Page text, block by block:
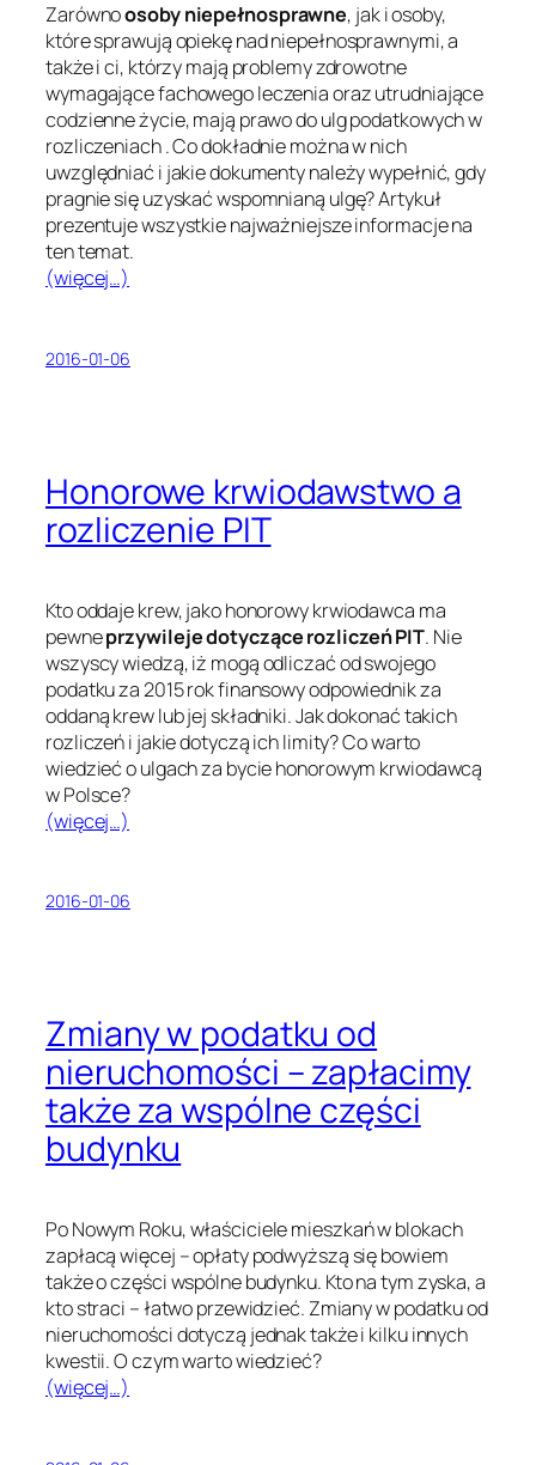
Zarównoosoby niepełnosprawne, jak i osoby,
które sprawują opiekę nad niepełnosprawnymi, a
także i ci, którzy mają problemy zdrowotne
wymagające fachowego leczenia oraz utrudniające
codzienne życie, mają prawo do ulg podatkowych w
rozliczeniach . Co dokładnie można w nich
uwzględniać i jakie dokumenty należy wypełnić, gdy
pragnie się uzyskać wspomnianą ulgę? Artykuł
prezentuje wszystkie najważniejsze informacje na
ten temat.
(więcej…)
2016-01-06
Honorowe krwiodawstwo a
rozliczenie PIT
Kto oddaje krew, jako honorowy krwiodawca ma
pewneprzywileje dotyczące rozliczeń PIT. Nie
wszyscy wiedzą, iż mogą odliczać od swojego
podatku za 2015 rok finansowy odpowiednik za
oddaną krew lub jej składniki. Jak dokonać takich
rozliczeń i jakie dotyczą ich limity? Co warto
wiedzieć o ulgach za bycie honorowym krwiodawcą
w Polsce?
(więcej…)
2016-01-06
Zmiany w podatku od
nieruchomości – zapłacimy
także za wspólne części
budynku
Po Nowym Roku, właściciele mieszkań w blokach
zapłacą więcej – opłaty podwyższą się bowiem
także o części wspólne budynku. Kto na tym zyska, a
kto straci – łatwo przewidzieć. Zmiany w podatku od
nieruchomości dotyczą jednak także i kilku innych
kwestii. O czym warto wiedzieć?
(więcej…)